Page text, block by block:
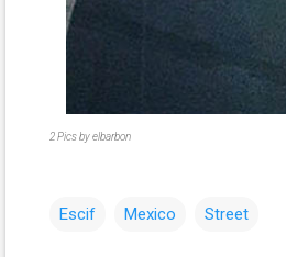
2 Pics by elbarbon
Escif Mexico Street